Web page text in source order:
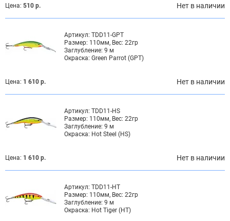
Цена: 510 р. Нет в наличии
Артикул: TDD11-GPT
Размер: 110мм, Вес: 22гр
Заглубление: 9 м
Окраска: Green Parrot (GPT)
Цена: 1 610 р. Нет в наличии
Артикул: TDD11-HS
Размер: 110мм, Вес: 22гр
Заглубление: 9 м
Окраска: Hot Steel (HS)
Цена: 1 610 р. Нет в наличии
Артикул: TDD11-HT
Размер: 110мм, Вес: 22гр
Заглубление: 9 м
Окраска: Hot Tiger (HT)